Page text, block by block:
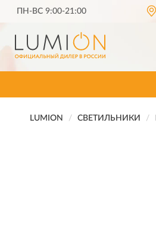
ПН-ВС 9:00-21:00
LUMION СВЕТИЛЬНИКИ